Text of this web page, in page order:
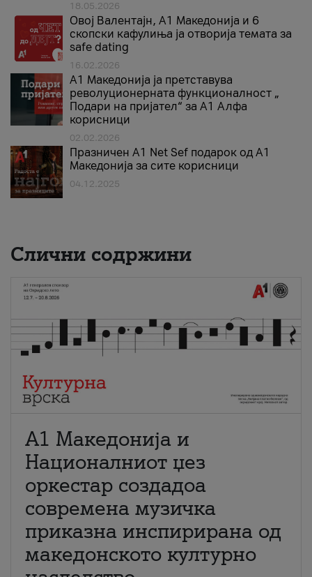
18.05.2026
Овој Валентајн, A1 Македонија и 6
скопски кафулиња ја отворија темата за
safe dating
16.02.2026
А1 Македонија ја претставува
револуционерната функционалност „
Подари на пријател“ за А1 Алфа
корисници
02.02.2026
Празничен A1 Net Sеf подарок од А1
Македонија за сите корисници
04.12.2025
Слични содржини
А1 Македонија и
Националниот џез
оркестар создадоа
современа музичка
приказна инспирирана од
македонското културно